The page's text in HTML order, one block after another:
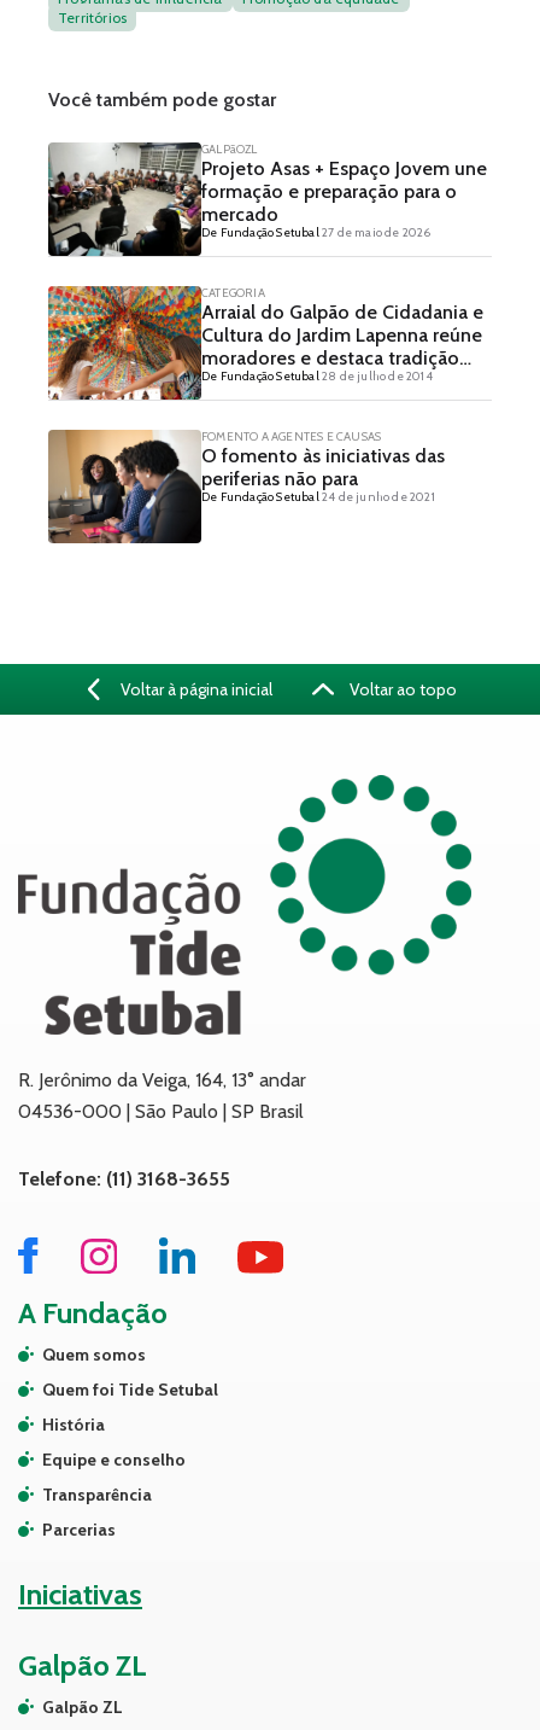
Territórios
Você também pode gostar
GALPãOZL
Projeto Asas + Espaço Jovem une
formação e preparação para o
mercado
De Fundação Setubal27 de maio de 2026
CATEGORIA
Arraial do Galpão de Cidadania e
Cultura do Jardim Lapenna reúne
moradores e destaca tradição
caipira
De Fundação Setubal28 de julho de 2014
FOMENTO A AGENTES E CAUSAS
O fomento às iniciativas das
periferias não para
De Fundação Setubal24 de junho de 2021
Voltar à página inicial Voltar ao topo
R. Jerônimo da Veiga, 164, 13° andar
04536-000 | São Paulo | SP Brasil
Telefone: (11) 3168-3655
A Fundação
Quem somos
Quem foi Tide Setubal
História
Equipe e conselho
Transparência
Parcerias
Iniciativas
Galpão ZL
Galpão ZL